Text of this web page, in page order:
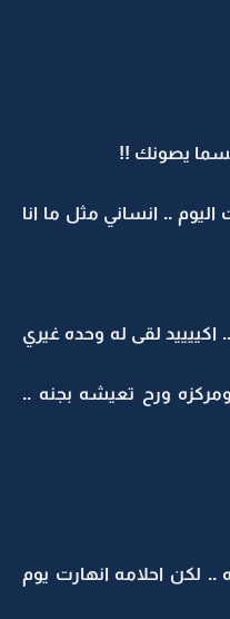
يصونك !!
اليوم .. انساني مثل ما انا
لقى له وحده غيري
ورح تعيشه بجنه ..
لكن احلامه انهارت يوم